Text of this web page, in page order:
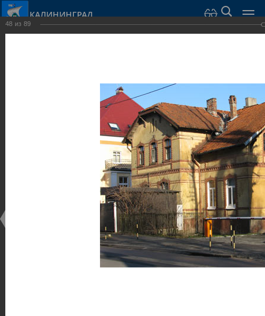
КАЛИНИНГРАД
Достопримечательности
Общественные здания и сооружения
48 из 89